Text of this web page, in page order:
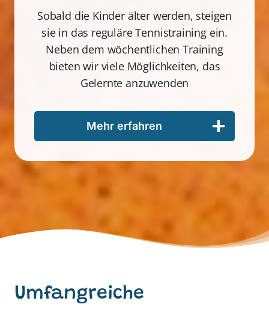
Sobald die Kinder älter werden, steigen
sie in das reguläre Tennistraining ein.
Neben dem wöchentlichen Training
bieten wir viele Möglichkeiten, das
Gelernte anzuwenden
Mehr erfahren
Umfangreiche